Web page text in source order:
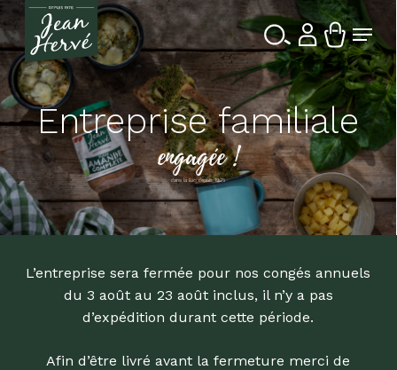
Passer
au
contenu
principalRecherche
de
produits
Menu
Entreprise familiale
engagée !
dans la Bio depuis 1976
L’entreprise sera fermée pour nos congés annuels
du 3 août au 23 août inclus, il n’y a pas
d’expédition durant cette période.
Afin d’être livré avant la fermeture merci de
le
menu